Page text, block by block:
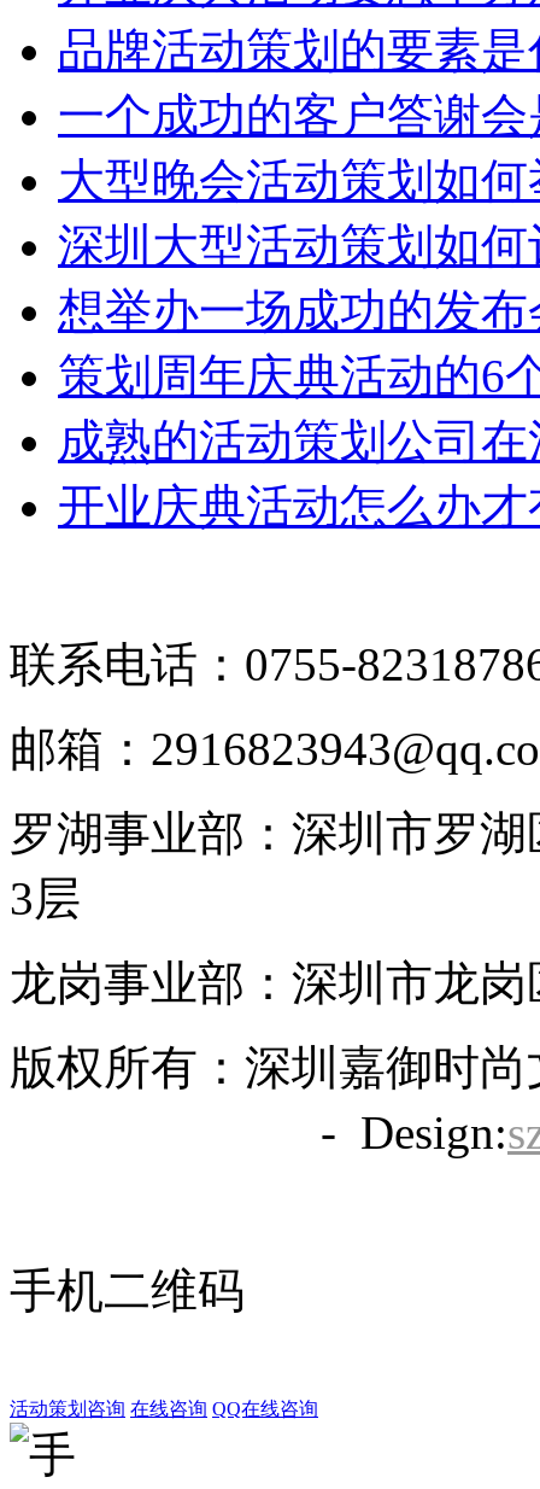
品牌活动策划的要素
一个成功的客户答谢
大型晚会活动策划如
深圳大型活动策划如
想举办一场成功的发
策划周年庆典活动的6
成熟的活动策划公司
开业庆典活动怎么办
联系电话：0755-
邮箱：
罗湖事业部：深圳市罗
3层
龙岗事业部：深圳市龙
版权所有：深圳嘉御时
- Design:
手机二维码
活动策划咨询 在线咨询 QQ在线咨询